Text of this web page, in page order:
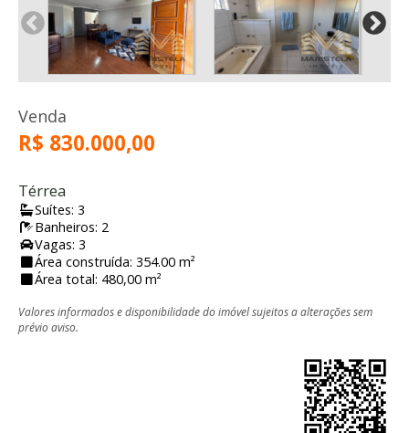
Venda
R$ 830.000,00
Térrea
Suítes: 3
Banheiros: 2
Vagas: 3
Área construída: 354.00 m²
Área total: 480,00 m²
Valores informados e disponibilidade do imóvel sujeitos a alterações sem
prévio aviso.